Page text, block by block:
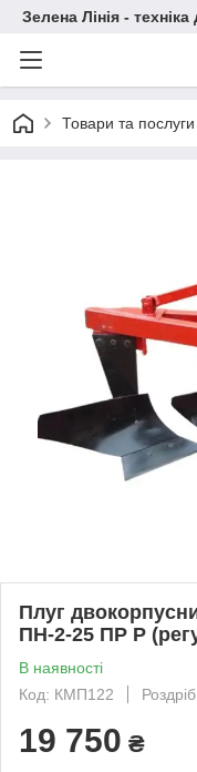
Зелена Лінія -
Товари та послуги
Плуг
ПН-2-25 ПР Р
В наявності
Код: КМП122
Роздріб
19 750 ₴